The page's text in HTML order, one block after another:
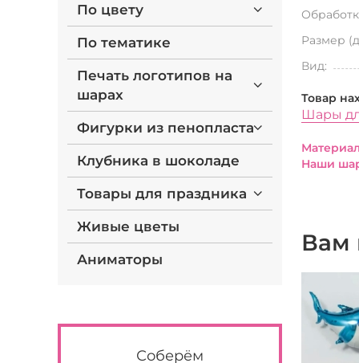
По цвету
По тематике
Печать логотипов на
шарах
Фигурки из пенопласта
Клубника в шоколаде
Товары для праздника
Живые цветы
Аниматоры
Соберём
Размер
Вид:
Товар
Шары
Наши
Вам